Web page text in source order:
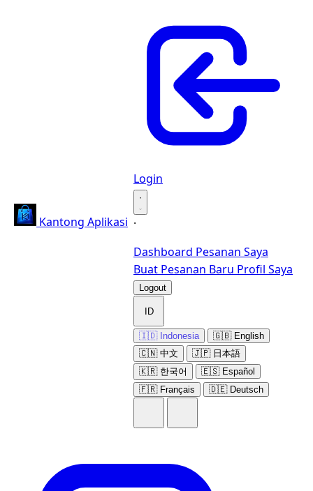
Kantong Aplikasi
Login
·
·
Dashboard Pesanan Saya
Buat Pesanan Baru Profil Saya
Logout
ID
🇮🇩 Indonesia
🇬🇧 English
🇨🇳 中文
🇯🇵 日本語
🇰🇷 한국어
🇪🇸 Español
🇫🇷 Français
🇩🇪 Deutsch